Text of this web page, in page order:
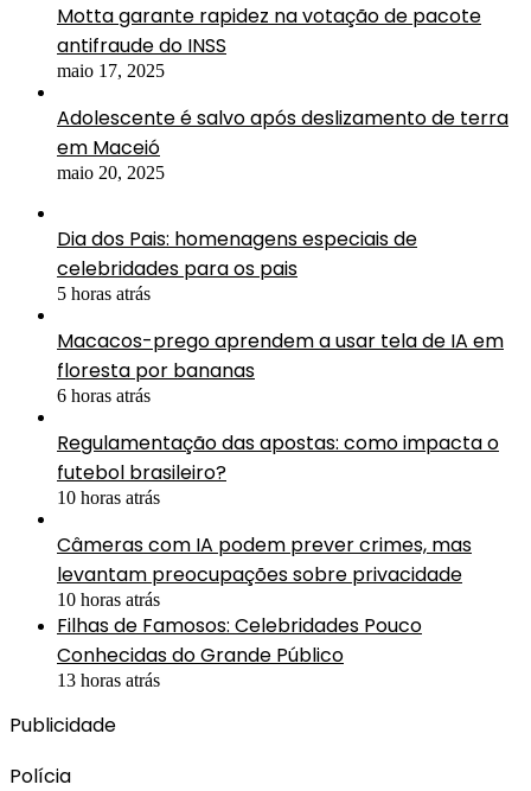
Motta garante rapidez na votação de pacote
antifraude do INSS
maio 17, 2025
Adolescente é salvo após deslizamento de terra
em Maceió
maio 20, 2025
Dia dos Pais: homenagens especiais de
celebridades para os pais
5 horas atrás
Macacos-prego aprendem a usar tela de IA em
floresta por bananas
6 horas atrás
Regulamentação das apostas: como impacta o
futebol brasileiro?
10 horas atrás
Câmeras com IA podem prever crimes, mas
levantam preocupações sobre privacidade
10 horas atrás
Filhas de Famosos: Celebridades Pouco
Conhecidas do Grande Público
13 horas atrás
Publicidade
Polícia